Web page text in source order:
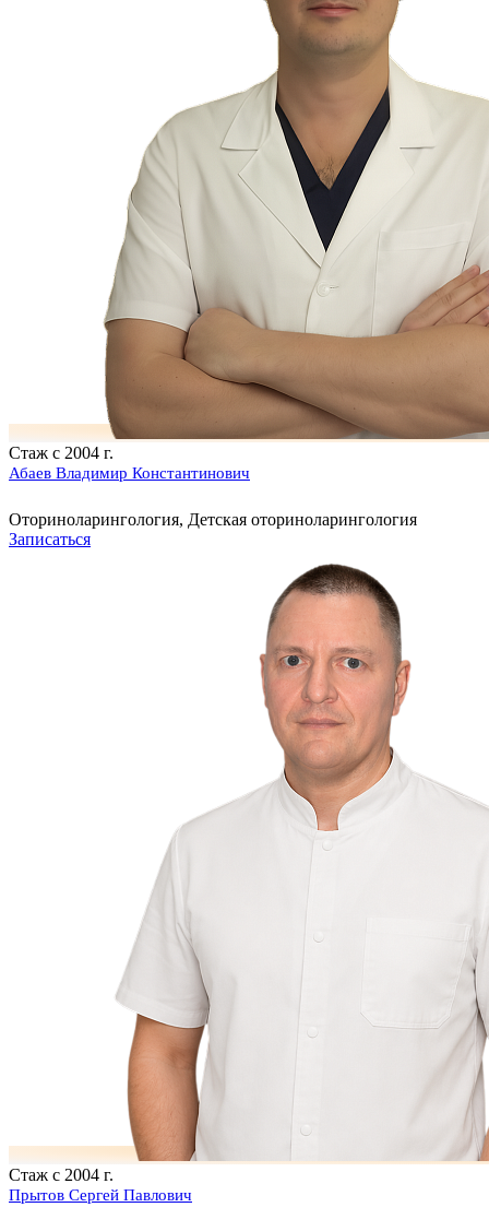
Стаж с 2004 г.
Абаев Владимир Константинович
Оториноларингология, Детская оториноларингология
Записаться
Стаж с 2004 г.
Прытов Сергей Павлович